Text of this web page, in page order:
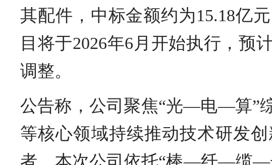
其配件，中标金额约为15.18亿
目将于2026年6月开始执行，预
调整。
公告称，公司聚焦“光—电—算”
等核心领域持续推动技术研发
者。本次公司依托“棒—纤—缆—